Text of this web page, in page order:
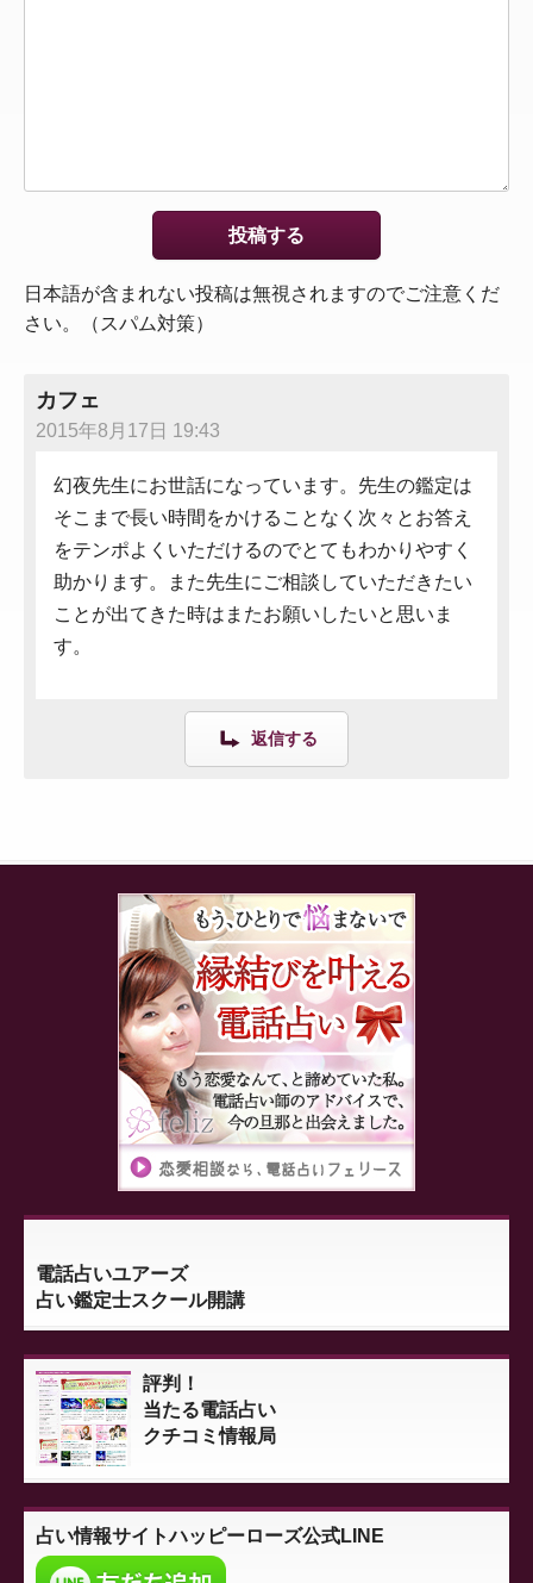
日本語が含まれない投稿は無視されますのでご注意くだ
さい。（スパム対策）
カフェ
2015年8月17日 19:43
幻夜先生にお世話になっています。先生の鑑定は
そこまで長い時間をかけることなく次々とお答え
をテンポよくいただけるのでとてもわかりやすく
助かります。また先生にご相談していただきたい
ことが出てきた時はまたお願いしたいと思いま
す。
返信する
電話占いユアーズ
占い鑑定士スクール開講
評判！
当たる電話占い
クチコミ情報局
占い情報サイトハッピーローズ公式LINE